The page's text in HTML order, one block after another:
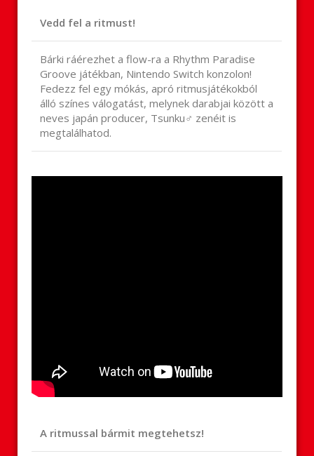
Vedd fel a ritmust!
Bárki ráérezhet a flow-ra a Rhythm Paradise
Groove játékban, Nintendo Switch konzolon!
Fedezz fel egy mókás, apró ritmusjátékokból
álló színes válogatást, melynek darabjai között a
neves japán producer, Tsunku♂ zenéit is
megtalálhatod.
A ritmussal bármit megtehetsz!